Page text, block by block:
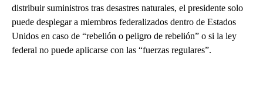
distribuir suministros tras desastres naturales, el presidente solo
puede desplegar a miembros federalizados dentro de Estados
Unidos en caso de “rebelión o peligro de rebelión” o si la ley
federal no puede aplicarse con las “fuerzas regulares”.